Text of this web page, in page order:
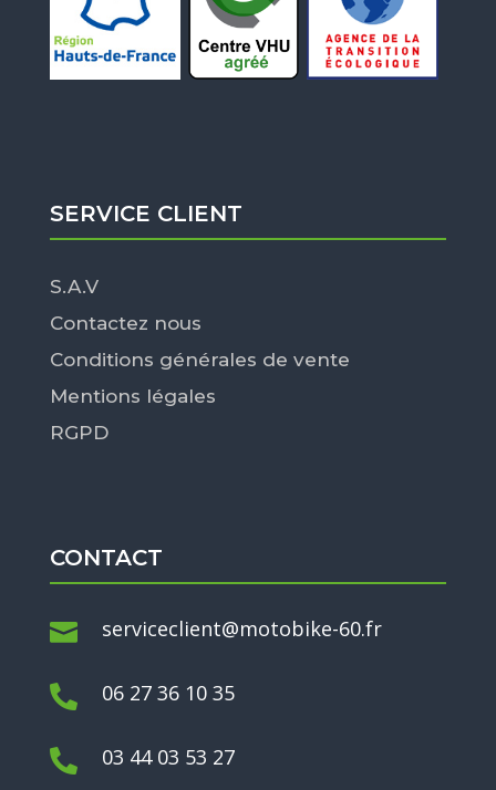
SERVICE CLIENT
S.A.V
Contactez nous
Conditions générales de vente
Mentions légales
RGPD
CONTACT
 serviceclient@motobike-60.fr
 06 27 36 10 35
 03 44 03 53 27